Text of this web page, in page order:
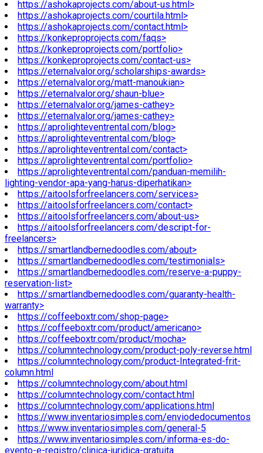
https://ashokaprojects.com/about-us.html>
https://ashokaprojects.com/courtila.html>
https://ashokaprojects.com/contact.html>
https://konkeproprojects.com/faqs>
https://konkeproprojects.com/portfolio>
https://konkeproprojects.com/contact-us>
https://eternalvalor.org/scholarships-awards>
https://eternalvalor.org/matt-manoukian>
https://eternalvalor.org/shaun-blue>
https://eternalvalor.org/james-cathey>
https://eternalvalor.org/james-cathey>
https://aprolighteventrental.com/blog>
https://aprolighteventrental.com/blog>
https://aprolighteventrental.com/contact>
https://aprolighteventrental.com/portfolio>
https://aprolighteventrental.com/panduan-memilih-
lighting-vendor-apa-yang-harus-diperhatikan>
https://aitoolsforfreelancers.com/services>
https://aitoolsforfreelancers.com/contact>
https://aitoolsforfreelancers.com/about-us>
https://aitoolsforfreelancers.com/descript-for-
freelancers>
https://smartlandbernedoodles.com/about>
https://smartlandbernedoodles.com/testimonials>
https://smartlandbernedoodles.com/reserve-a-puppy-
reservation-list>
https://smartlandbernedoodles.com/guaranty-health-
warranty>
https://coffeeboxtr.com/shop-page>
https://coffeeboxtr.com/product/americano>
https://coffeeboxtr.com/product/mocha>
https://columntechnology.com/product-poly-reverse.html
https://columntechnology.com/product-Integrated-frit-
column.html
https://columntechnology.com/about.html
https://columntechnology.com/contact.html
https://columntechnology.com/applications.html
https://www.inventariosimples.com/enviodedocumentos
https://www.inventariosimples.com/general-5
https://www.inventariosimples.com/informa-es-do-
evento-e-registro/clinica-juridica-gratuita